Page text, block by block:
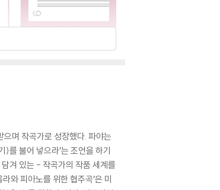
며 작곡가로 성장했다. 파야는
를 불어 넣으라’는 조언을 하기
겨 있는 - 작곡가의 작품 세계를
와 피아노를 위한 협주곡’은 미